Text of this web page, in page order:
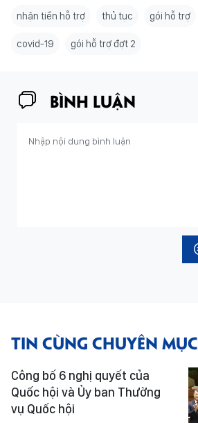
nhận tiền hỗ trợ thủ tục gói hỗ trợ
covid-19 gói hỗ trợ đợt 2
BÌNH LUẬN
TIN CÙNG CHUYÊN MỤC
Công bố 6 nghị quyết của
Quốc hội và Ủy ban Thường
vụ Quốc hội